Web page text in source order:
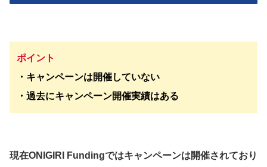
ポイント
・キャンペーンは開催していない
・過去にキャンペーン開催実績はある
現在ONIGIRI Fundingではキャンペーンは開催されており